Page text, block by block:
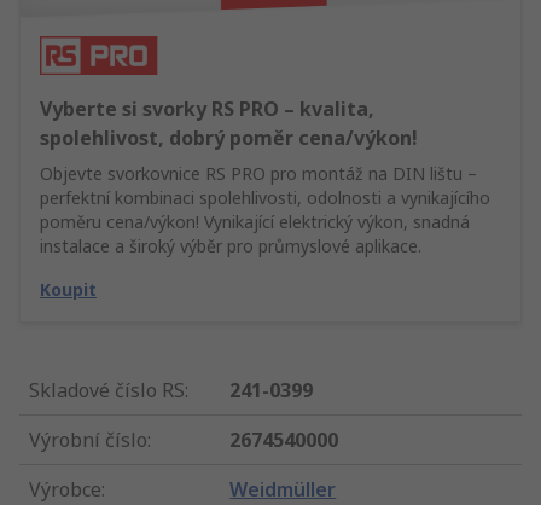
Vyberte si svorky RS PRO – kvalita,
spolehlivost, dobrý poměr cena/výkon!
Objevte svorkovnice RS PRO pro montáž na DIN lištu –
perfektní kombinaci spolehlivosti, odolnosti a vynikajícího
poměru cena/výkon! Vynikající elektrický výkon, snadná
instalace a široký výběr pro průmyslové aplikace.
Koupit
Skladové číslo RS:
241-0399
Výrobní číslo:
2674540000
Výrobce: Weidmüller